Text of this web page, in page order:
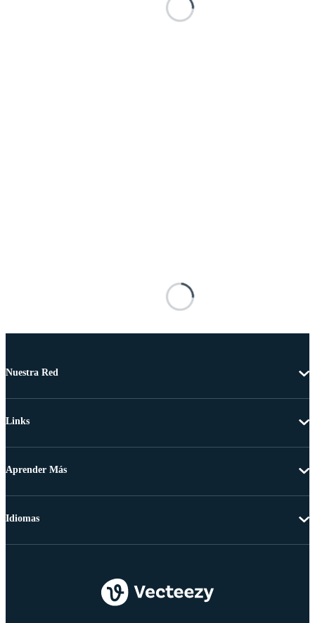
Nuestra Red
Links
Aprender Más
Idiomas